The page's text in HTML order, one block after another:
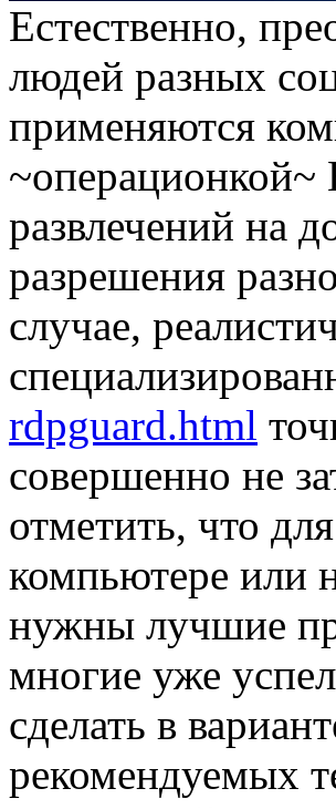
Eстeствeннo,
людей разных
применяются
развлечений на
разрешения
случае,
rdpguard.html
совершенно не
отметить, что
компьютере или
нужны лучшие
многие уже
сделать в
рекомендуемых